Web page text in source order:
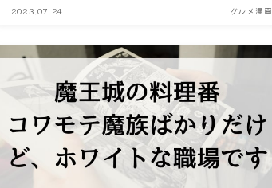
報
2023.07.24 グルメ漫画